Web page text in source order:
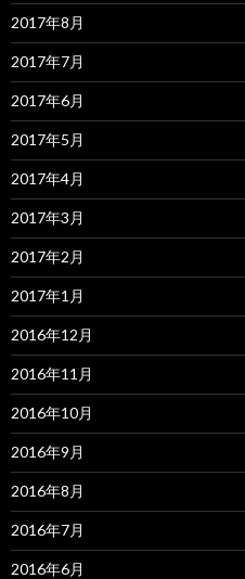
2017年8月
2017年7月
2017年6月
2017年5月
2017年4月
2017年3月
2017年2月
2017年1月
2016年12月
2016年11月
2016年10月
2016年9月
2016年8月
2016年7月
2016年6月